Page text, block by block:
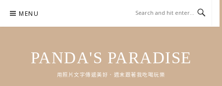
content
MENU
PANDA'S PARADISE
用照片文字傳遞美好．週末跟著我吃喝玩樂